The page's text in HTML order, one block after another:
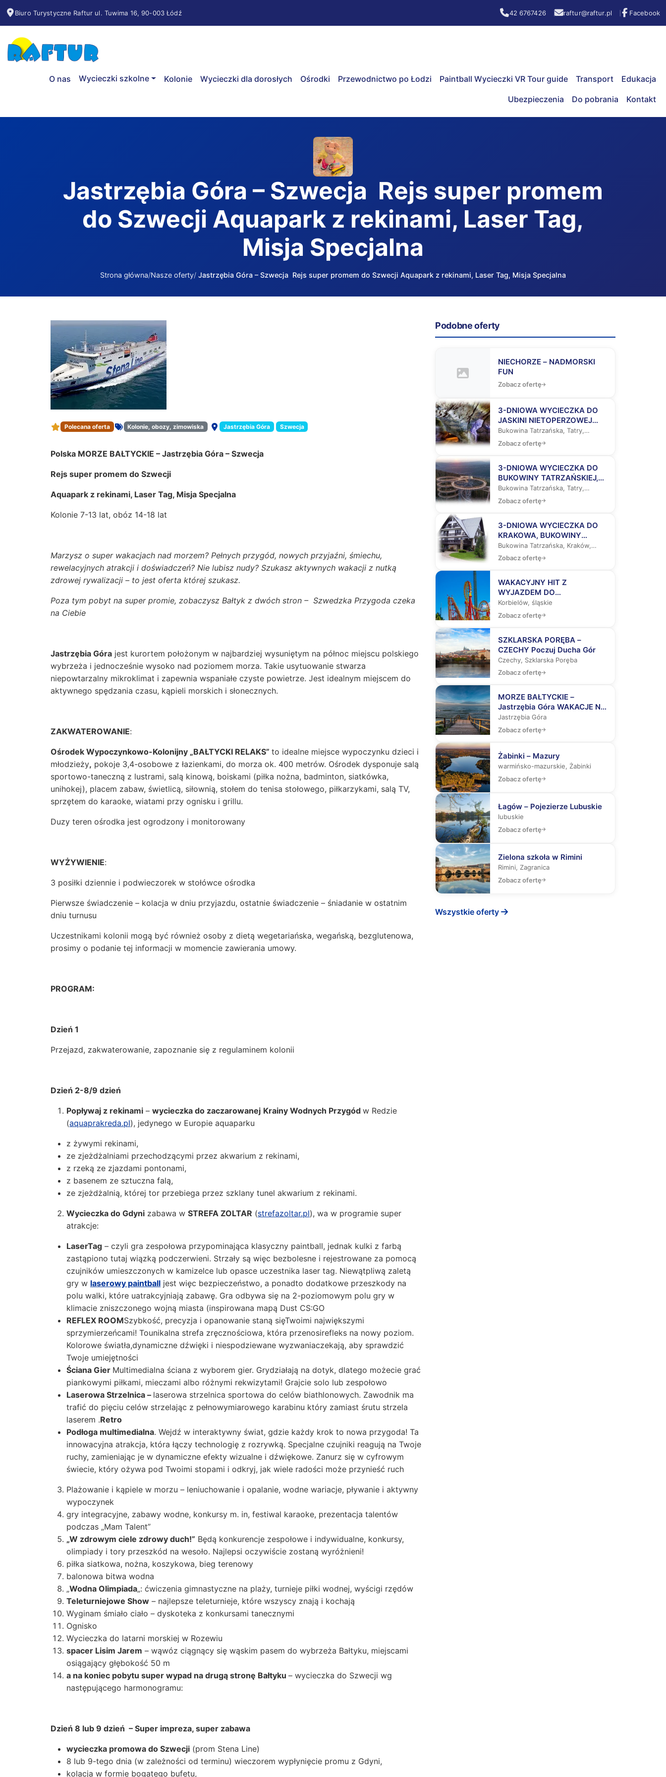
Biuro Turystyczne Raftur ul. Tuwima 16, 90-003 Łódź 42 6767426 raftur@raftur.pl Facebook
O nas Wycieczki szkolne Kolonie Wycieczki dla dorosłych Ośrodki Przewodnictwo po Łodzi Paintball Wycieczki VR Tour guide Transport Edukacja
Ubezpieczenia Do pobrania Kontakt
Jastrzębia Góra – Szwecja Rejs super promem
do Szwecji Aquapark z rekinami, Laser Tag,
Misja Specjalna
Strona główna Nasze oferty Jastrzębia Góra – Szwecja Rejs super promem do Szwecji Aquapark z rekinami, Laser Tag, Misja Specjalna
Jastrzębia Góra – Szwecja Rejs super promem do Szwecji Aquapark z rekinami, Laser Tag, Misja Specjalna
Polecana oferta
Rodzaj oferty:
Kolonie, obozy, zimowiska
Miejsce:
Jastrzębia Góra Szwecja
Polska MORZE BAŁTYCKIE – Jastrzębia Góra – Szwecja
Rejs super promem do Szwecji
Aquapark z rekinami, Laser Tag, Misja Specjalna
Kolonie 7-13 lat, obóz 14-18 lat
Marzysz o super wakacjach nad morzem? Pełnych przygód, nowych przyjaźni, śmiechu,
rewelacyjnych atrakcji i doświadczeń? Nie lubisz nudy? Szukasz aktywnych wakacji z nutką
zdrowej rywalizacji – to jest oferta której szukasz.
Poza tym pobyt na super promie, zobaczysz Bałtyk z dwóch stron – Szwedzka Przygoda czeka
na Ciebie
Jastrzębia Góra jest kurortem położonym w najbardziej wysuniętym na północ miejscu polskiego
wybrzeża i jednocześnie wysoko nad poziomem morza. Takie usytuowanie stwarza
niepowtarzalny mikroklimat i zapewnia wspaniałe czyste powietrze. Jest idealnym miejscem do
aktywnego spędzania czasu, kąpieli morskich i słonecznych.
ZAKWATEROWANIE:
Ośrodek Wypoczynkowo-Kolonijny „BAŁTYCKI RELAKS” to idealne miejsce wypoczynku dzieci i
młodzieży, pokoje 3,4-osobowe z łazienkami, do morza ok. 400 metrów. Ośrodek dysponuje salą
sportowo-taneczną z lustrami, salą kinową, boiskami (piłka nożna, badminton, siatkówka,
unihokej), placem zabaw, świetlicą, siłownią, stołem do tenisa stołowego, piłkarzykami, salą TV,
sprzętem do karaoke, wiatami przy ognisku i grillu.
Duzy teren ośrodka jest ogrodzony i monitorowany
WYŻYWIENIE:
3 posiłki dziennie i podwieczorek w stołówce ośrodka
Pierwsze świadczenie – kolacja w dniu przyjazdu, ostatnie świadczenie – śniadanie w ostatnim
dniu turnusu
Uczestnikami kolonii mogą być również osoby z dietą wegetariańska, wegańską, bezglutenowa,
prosimy o podanie tej informacji w momencie zawierania umowy.
PROGRAM:
Dzień 1
Przejazd, zakwaterowanie, zapoznanie się z regulaminem kolonii
Dzień 2-8/9 dzień
Popływaj z rekinami – wycieczka do zaczarowanej Krainy Wodnych Przygód w Redzie
(aquaprakreda.pl), jedynego w Europie aquaparku
z żywymi rekinami,
ze zjeżdżalniami przechodzącymi przez akwarium z rekinami,
z rzeką ze zjazdami pontonami,
z basenem ze sztuczna falą,
ze zjeżdżalnią, której tor przebiega przez szklany tunel akwarium z rekinami.
Wycieczka do Gdyni zabawa w STREFA ZOLTAR (strefazoltar.pl), wa w programie super
atrakcje:
LaserTag – czyli gra zespołowa przypominająca klasyczny paintball, jednak kulki z farbą
zastąpiono tutaj wiązką podczerwieni. Strzały są więc bezbolesne i rejestrowane za pomocą
czujników umieszczonych w kamizelce lub opasce uczestnika laser tag. Niewątpliwą zaletą
gry w laserowy paintball jest więc bezpieczeństwo, a ponadto dodatkowe przeszkody na
polu walki, które uatrakcyjniają zabawę. Gra odbywa się na 2-poziomowym polu gry w
klimacie zniszczonego wojną miasta (inspirowana mapą Dust CS:GO
REFLEX ROOMSzybkość, precyzja i opanowanie staną sięTwoimi największymi
sprzymierzeńcami! Tounikalna strefa zręcznościowa, która przenosirefleks na nowy poziom.
Kolorowe światła,dynamiczne dźwięki i niespodziewane wyzwaniaczekają, aby sprawdzić
Twoje umiejętności
Ściana Gier Multimedialna ściana z wyborem gier. Grydziałają na dotyk, dlatego możecie grać
piankowymi piłkami, mieczami albo różnymi rekwizytami! Grajcie solo lub zespołowo
Laserowa Strzelnica – laserowa strzelnica sportowa do celów biathlonowych. Zawodnik ma
trafić do pięciu celów strzelając z pełnowymiarowego karabinu który zamiast śrutu strzela
laserem .Retro
Podłoga multimedialna. Wejdź w interaktywny świat, gdzie każdy krok to nowa przygoda! Ta
innowacyjna atrakcja, która łączy technologię z rozrywką. Specjalne czujniki reagują na Twoje
ruchy, zamieniając je w dynamiczne efekty wizualne i dźwiękowe. Zanurz się w cyfrowym
świecie, który ożywa pod Twoimi stopami i odkryj, jak wiele radości może przynieść ruch
Plażowanie i kąpiele w morzu – leniuchowanie i opalanie, wodne wariacje, pływanie i aktywny
wypoczynek
gry integracyjne, zabawy wodne, konkursy m. in, festiwal karaoke, prezentacja talentów
podczas „Mam Talent”
„W zdrowym ciele zdrowy duch!” Będą konkurencje zespołowe i indywidualne, konkursy,
olimpiady i tory przeszkód na wesoło. Najlepsi oczywiście zostaną wyróżnieni!
piłka siatkowa, nożna, koszykowa, bieg terenowy
balonowa bitwa wodna
„Wodna Olimpiada„: ćwiczenia gimnastyczne na plaży, turnieje piłki wodnej, wyścigi rzędów
Teleturniejowe Show – najlepsze teleturnieje, które wszyscy znają i kochają
Wyginam śmiało ciało – dyskoteka z konkursami tanecznymi
Ognisko
Wycieczka do latarni morskiej w Rozewiu
spacer Lisim Jarem – wąwóz ciągnący się wąskim pasem do wybrzeża Bałtyku, miejscami
osiągający głębokość 50 m
a na koniec pobytu super wypad na drugą stronę Bałtyku – wycieczka do Szwecji wg
następującego harmonogramu:
Dzień 8 lub 9 dzień – Super impreza, super zabawa
wycieczka promowa do Szwecji (prom Stena Line)
8 lub 9-tego dnia (w zależności od terminu) wieczorem wypłynięcie promu z Gdyni,
kolacja w formie bogatego bufetu,
Podobne oferty
NIECHORZE – NADMORSKI
FUN
Zobacz ofertę
3-DNIOWA WYCIECZKA DO
JASKINI NIETOPERZOWEJ
(LUB WYGIEŁZOWA),
BUKOWINY TATRZAŃSKIEJ I
ZAKOPANEGO
Bukowina Tatrzańska, Tatry,
Zakopane
Zobacz ofertę
3-DNIOWA WYCIECZKA DO
BUKOWINY TATRZAŃSKIEJ,
ZAKOPANEGO I ŚCIEŻKĄ
WŚRÓD KORON DRZEW
Bukowina Tatrzańska, Tatry,
Zakopane
Zobacz ofertę
3-DNIOWA WYCIECZKA DO
KRAKOWA, BUKOWINY
TATRZAŃSKIEJ I
ZAKOPANEGO
Bukowina Tatrzańska, Kraków,
Zakopane
Zobacz ofertę
WAKACYJNY HIT Z
WYJAZDEM DO
ENERGYLANDII, WIEDNIA, NA
SŁOWACJĘ, DO
AQUAPARKÓW
Korbielów, śląskie
Zobacz ofertę
SZKLARSKA PORĘBA –
CZECHY Poczuj Ducha Gór
Czechy, Szklarska Poręba
Zobacz ofertę
MORZE BAŁTYCKIE –
Jastrzębia Góra WAKACJE NA
MAXA – Aquapark z rekinami,
Laser Tag, Misja Specjalna
Jastrzębia Góra
Zobacz ofertę
Żabinki – Mazury
warmińsko-mazurskie, Żabinki
Zobacz ofertę
Łagów – Pojezierze Lubuskie
lubuskie
Zobacz ofertę
Zielona szkoła w Rimini
Rimini, Zagranica
Zobacz ofertę
Wszystkie oferty